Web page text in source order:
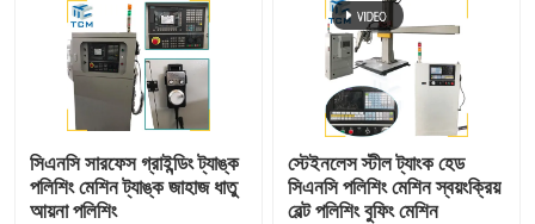
সিএনসি সারফেস গ্রাইন্ডিং ট্যাঙ্ক
পলিশিং মেশিন ট্যাঙ্ক জাহাজ ধাতু
আয়না পলিশিং
স্টেইনলেস স্টীল ট্যাংক হেড
সিএনসি পলিশিং মেশিন স্বয়ংক্রিয়
বেল্ট পলিশিং বুফিং মেশিন